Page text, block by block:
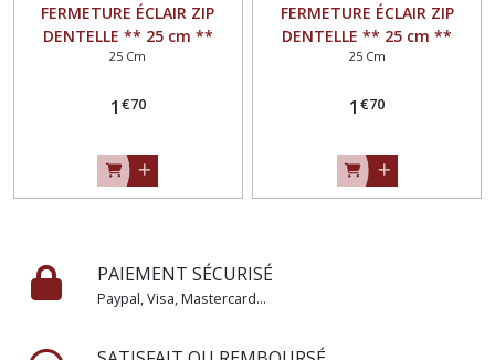
FERMETURE ÉCLAIR ZIP
DENTELLE ** 25 cm **
BLANC - Non séparable
25 Cm
1 €70
FERMETURE ÉCLAIR ZIP
DENTELLE ** 25 cm **
JAUNE DORÉ - Non
25 Cm
1 €70
PAIEMENT SÉCURISÉ
Paypal, Visa, Mastercard...